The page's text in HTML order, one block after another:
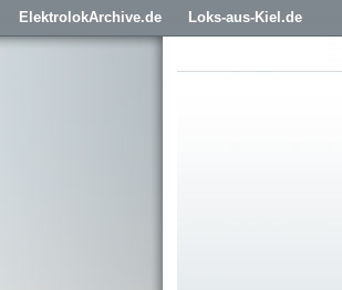
ElektrolokArchive.de Loks-aus-Kiel.de